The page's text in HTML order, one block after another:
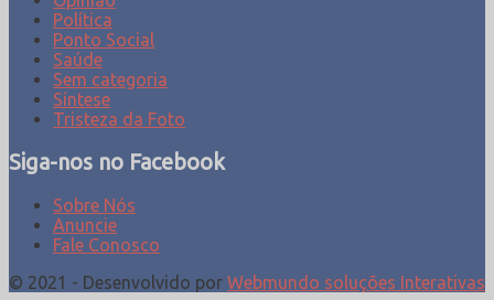
Política
Ponto Social
Saúde
Sem categoria
Síntese
Tristeza da Foto
Siga-nos no Facebook
Sobre Nós
Anuncie
Fale Conosco
© 2021 - Desenvolvido por Webmundo soluções Interativas